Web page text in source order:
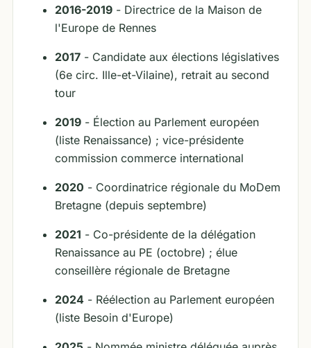
2016-2019 - Directrice de la Maison de
l'Europe de Rennes
2017 - Candidate aux élections législatives
(6e circ. Ille-et-Vilaine), retrait au second
tour
2019 - Élection au Parlement européen
(liste Renaissance) ; vice-présidente
commission commerce international
2020 - Coordinatrice régionale du MoDem
Bretagne (depuis septembre)
2021 - Co-présidente de la délégation
Renaissance au PE (octobre) ; élue
conseillère régionale de Bretagne
2024 - Réélection au Parlement européen
(liste Besoin d'Europe)